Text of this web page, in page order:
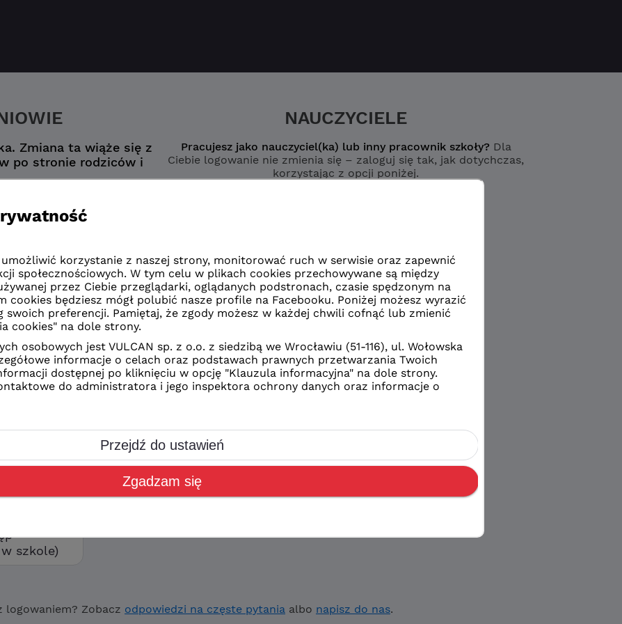
Zmiana ta wiąże się z
po stronie rodziców i
konta
wybierz opcję
Ciebie sposób logowania
swoje konto wybierz
szkole)
NAUCZYCIELE
Pracujesz jako nauczyciel(ka) lub inny pracownik szkoły? Dla
Ciebie logowanie nie zmienia się – zaloguj się tak, jak dotychczas,
korzystając z opcji poniżej.
logowaniem? Zobacz odpowiedzi na częste pytania albo napisz do nas.